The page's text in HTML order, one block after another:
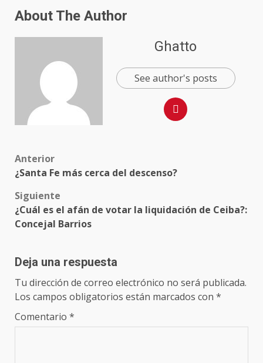
About The Author
Ghatto
See author's posts
Anterior
¿Santa Fe más cerca del descenso?
Siguiente
¿Cuál es el afán de votar la liquidación de Ceiba?:
Concejal Barrios
Deja una respuesta
Tu dirección de correo electrónico no será publicada.
Los campos obligatorios están marcados con *
Comentario *